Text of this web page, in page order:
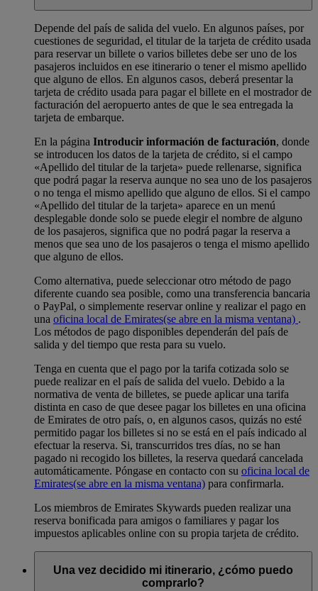
Depende del país de salida del vuelo. En algunos países, por
cuestiones de seguridad, el titular de la tarjeta de crédito usada
para reservar un billete o varios billetes debe ser uno de los
pasajeros incluidos en ese itinerario o tener el mismo apellido
que alguno de ellos. En algunos casos, deberá presentar la
tarjeta de crédito usada para pagar el billete en el mostrador de
facturación del aeropuerto antes de que le sea entregada la
tarjeta de embarque.
En la página Introducir información de facturación, donde
se introducen los datos de la tarjeta de crédito, si el campo
«Apellido del titular de la tarjeta» puede rellenarse, significa
que podrá pagar la reserva aunque no sea uno de los pasajeros
o no tenga el mismo apellido que alguno de ellos. Si el campo
«Apellido del titular de la tarjeta» aparece en un menú
desplegable donde solo se puede elegir el nombre de alguno
de los pasajeros, significa que no podrá pagar la reserva a
menos que sea uno de los pasajeros o tenga el mismo apellido
que alguno de ellos.
Como alternativa, puede seleccionar otro método de pago
diferente cuando sea posible, como una transferencia bancaria
o PayPal, o simplemente reservar online y realizar el pago en
una oficina local de Emirates(se abre en la misma ventana) .
Los métodos de pago disponibles dependerán del país de
salida y del tiempo que resta para su vuelo.
Tenga en cuenta que el pago por la tarifa cotizada solo se
puede realizar en el país de salida del vuelo. Debido a la
normativa de venta de billetes, se puede aplicar una tarifa
distinta en caso de que desee pagar los billetes en una oficina
de Emirates de otro país, o, en algunos casos, quizás no esté
permitido pagar los billetes si no se está en el país indicado al
efectuar la reserva. Si, transcurridos tres días, no se han
pagado ni recogido los billetes, la reserva quedará cancelada
automáticamente. Póngase en contacto con su oficina local de
Emirates(se abre en la misma ventana) para confirmarla.
Los miembros de Emirates Skywards pueden realizar una
reserva bonificada para amigos o familiares y pagar los
impuestos aplicables online con su propia tarjeta de crédito.
Una vez decidido mi itinerario, ¿cómo puedo
comprarlo?